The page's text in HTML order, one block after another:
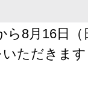
ら8月16日
いただきます